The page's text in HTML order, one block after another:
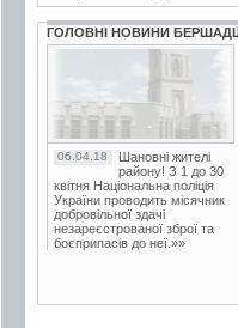
ГОЛОВНІ НОВИНИ
06.04.18
Шановні жителі
району! З 1 до 30
квітня Національна поліція
України проводить місячник
добровільної здачі
незареєстрованої зброї та
боєприпасів до неї.»»